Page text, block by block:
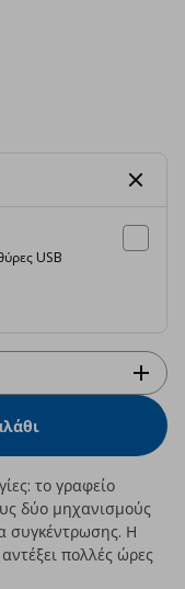
USB
το γραφείο
δύο μηχανισμούς
συγκέντρωσης. Η
πολλές ώρες